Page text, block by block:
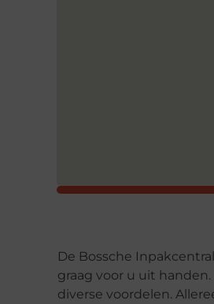
De Bossche
graag voor u uit
diverse voordelen.